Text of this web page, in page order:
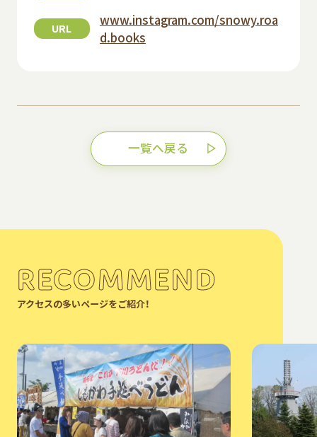
URL
www.instagram.com/snowy.roa
d.books
一覧へ戻る
RECOMMEND
アクセスの多いページをご紹介！